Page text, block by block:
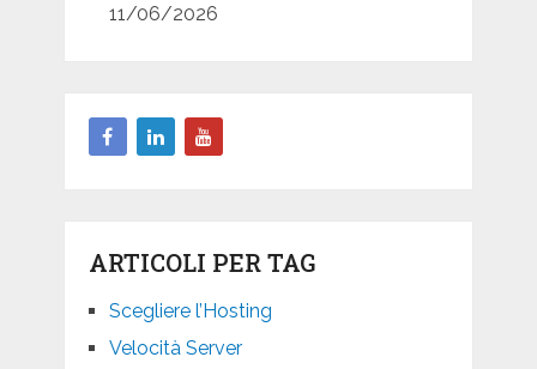
11/06/2026
ARTICOLI PER TAG
Scegliere l’Hosting
Velocità Server